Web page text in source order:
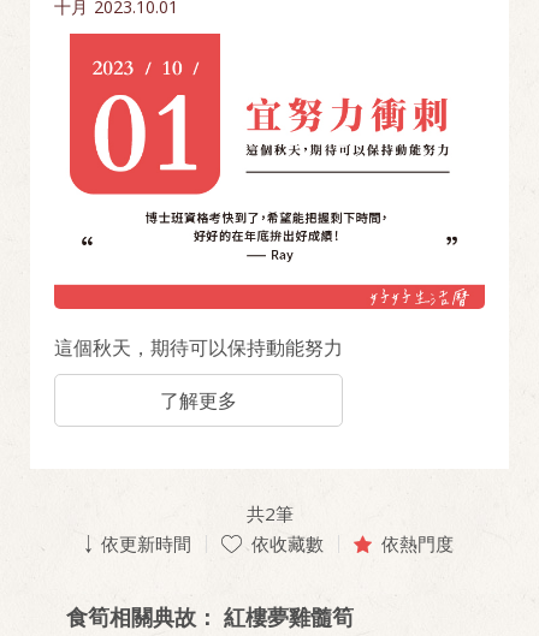
十月 2023.10.01
這個秋天，期待可以保持動能努力
了解更多
共2筆
依更新時間
依收藏數 依熱門度
食筍相關典故： 紅樓夢雞髓筍